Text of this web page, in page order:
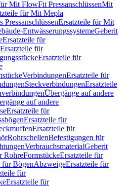
Mit FlowFit PressanschlüssenMit
für Mit Mepla
PressanschlüssenErsatzteile für Mit
EntwässerungssystemeGeberit
Ersatzteile für
Ersatzteile für
Ersatzteile für
VerbindungenErsatzteile für
SteckverbindungenErsatzteile
Übergänge auf andere
auf andere
Ersatzteile für
Ersatzteile für
Ersatzteile für
RohrschellenBefestigungen für
VerbrauchsmaterialGeberit
RohreFormstückeErsatzteile für
für BögenAbzweigeErsatzteile für
für
Ersatzteile für